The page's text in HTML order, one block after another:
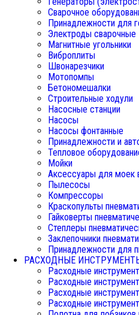
Сварочное
Принадлежности для
Электроды сварочные
Магнитные угольники
Виброплиты
Швонарезчики
Мотопомпы
Бетономешалки
Строительные ходули
Насосные станции
Насосы
Насосы фонтанные
Принадлежности и
Тепловое
Мойки
Аксессуары для моек
Пылесосы
Компрессоры
Краскопульты
Гайковерты
Степлеры
Заклепочники
Принадлежности для
РАСХОДНЫЕ
Расходные
Расходные
Расходные
Расходные